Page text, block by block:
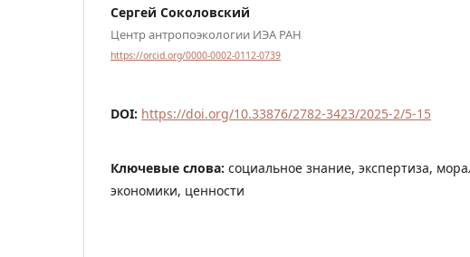
Сергей Соколовский
Центр антропоэкологии ИЭА РАН
https://orcid.org/0000-0002-0112-0739
DOI: https://doi.org/10.33876/2782-3423/2025-2/5-15
Ключевые слова: социальное знание, экспертиза,
экономики, ценности